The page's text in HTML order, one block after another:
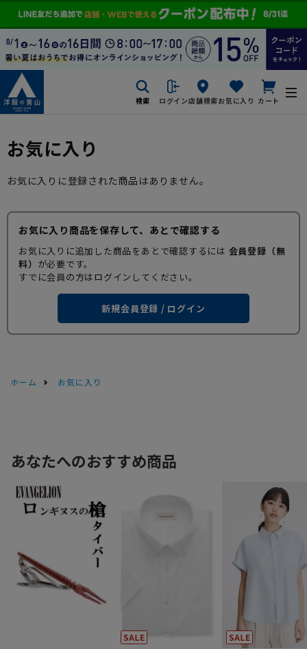
検索 ログイン店舗検索お気に入り カート
お気に入り
お気に入りに登録された商品はありません。
お気に入り商品を保存して、あとで確認する
お気に入りに追加した商品をあとで確認するには 会員登録（無
料） が必要です。
すでに会員の方はログインしてください。
新規会員登録 / ログイン
ホーム お気に入り